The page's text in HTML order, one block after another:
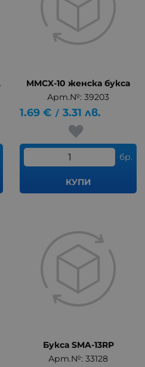
MMCX-10 женска букса
Арт.№: 39203
1.69 € / 3.31 лв.
бр.
КУПИ
Букса SMA-13RP
Арт.№: 33128